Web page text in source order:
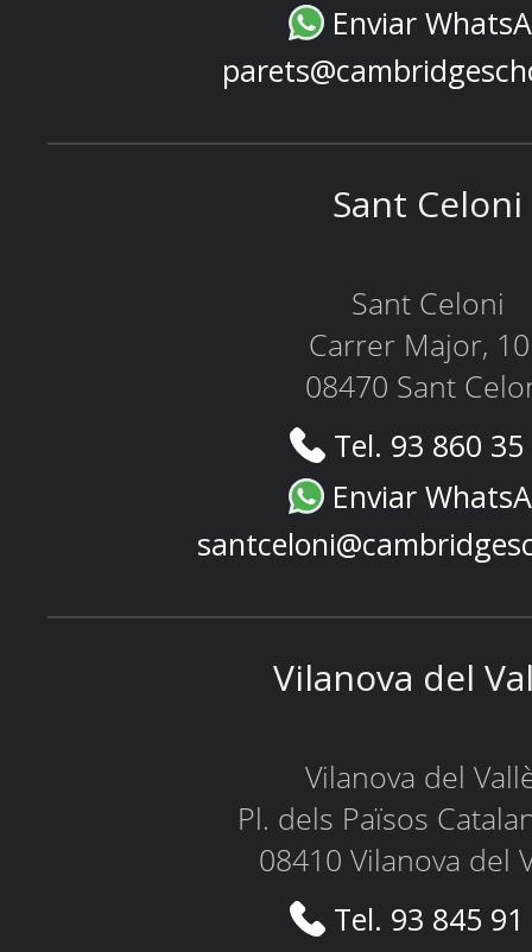
Enviar
Sant Celoni
Sant Celoni
Carrer Major,
08470 Sant
Tel. 93 860
Enviar
Vilanova del
Vilanova del
Pl. dels Països
08410 Vilanova del
Tel. 93 845